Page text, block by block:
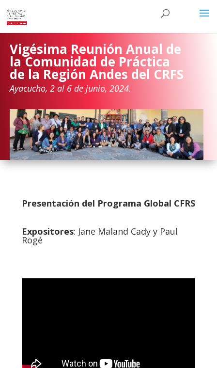
Vigésima Reunión Anual de
la Comunidad de Práctica
de la Región Andes del CRFS
Ayacucho, 2 al 6 de junio, 2024.
Presentación del Programa Global CFRS
Expositores: Jane Maland Cadyy Paul
Rogé